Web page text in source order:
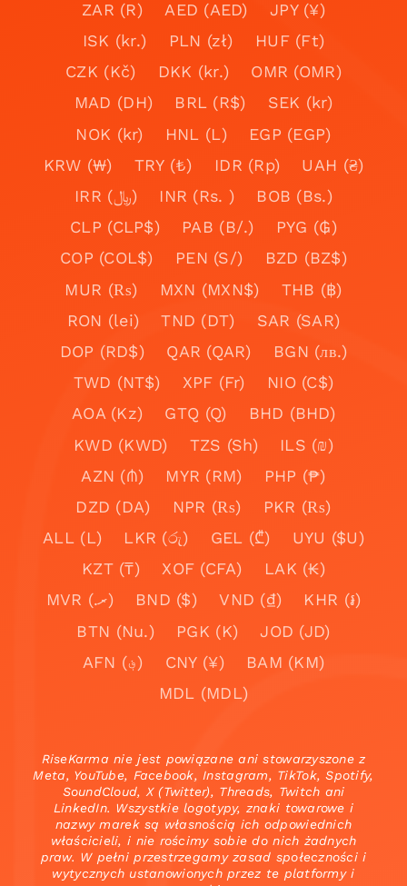
ZAR (R)
AED (AED)
JPY (¥)
ISK (kr.)
PLN (zł)
HUF (Ft)
CZK (Kč)
DKK (kr.)
OMR (OMR)
MAD (DH)
BRL (R$)
SEK (kr)
NOK (kr)
HNL (L)
EGP (EGP)
KRW (₩)
TRY (₺) IDR (Rp)
UAH (₴)
IRR (﷼)
INR (Rs. )
BOB (Bs.)
CLP (CLP$)
PAB (B/.)
PYG (₲)
COP (COL$)
PEN (S/)
BZD (BZ$)
MUR (₨)
MXN (MXN$)
THB (฿)
RON (lei)
TND (DT)
SAR (SAR)
DOP (RD$)
QAR (QAR)
BGN (лв.)
TWD (NT$)
XPF (Fr)
NIO (C$)
AOA (Kz)
GTQ (Q)
BHD (BHD)
KWD (KWD)
TZS (Sh)
ILS (₪)
AZN (₼)
MYR (RM)
PHP (₱)
DZD (DA)
NPR (₨)
PKR (₨)
ALL (L)
LKR (රු) GEL (₾)
UYU ($U)
KZT (₸)
XOF (CFA)
LAK (₭)
MVR (.ރ)
BND ($) VND (₫)
KHR (៛)
BTN (Nu.)
PGK (K)
JOD (JD)
AFN (؋)
CNY (¥)
BAM (KM)
MDL (MDL)
RiseKarma nie jest powiązane ani stowarzyszone z
Meta, YouTube, Facebook, Instagram, TikTok, Spotify,
SoundCloud, X (Twitter), Threads, Twitch ani
LinkedIn. Wszystkie logotypy, znaki towarowe i
nazwy marek są własnością ich odpowiednich
właścicieli, i nie rościmy sobie do nich żadnych
praw. W pełni przestrzegamy zasad społeczności i
wytycznych ustanowionych przez te platformy i